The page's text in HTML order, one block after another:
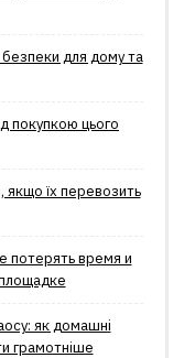
для дому та
покупкою цього
якщо їх перевозить
потерять время и
як домашні
грамотніше